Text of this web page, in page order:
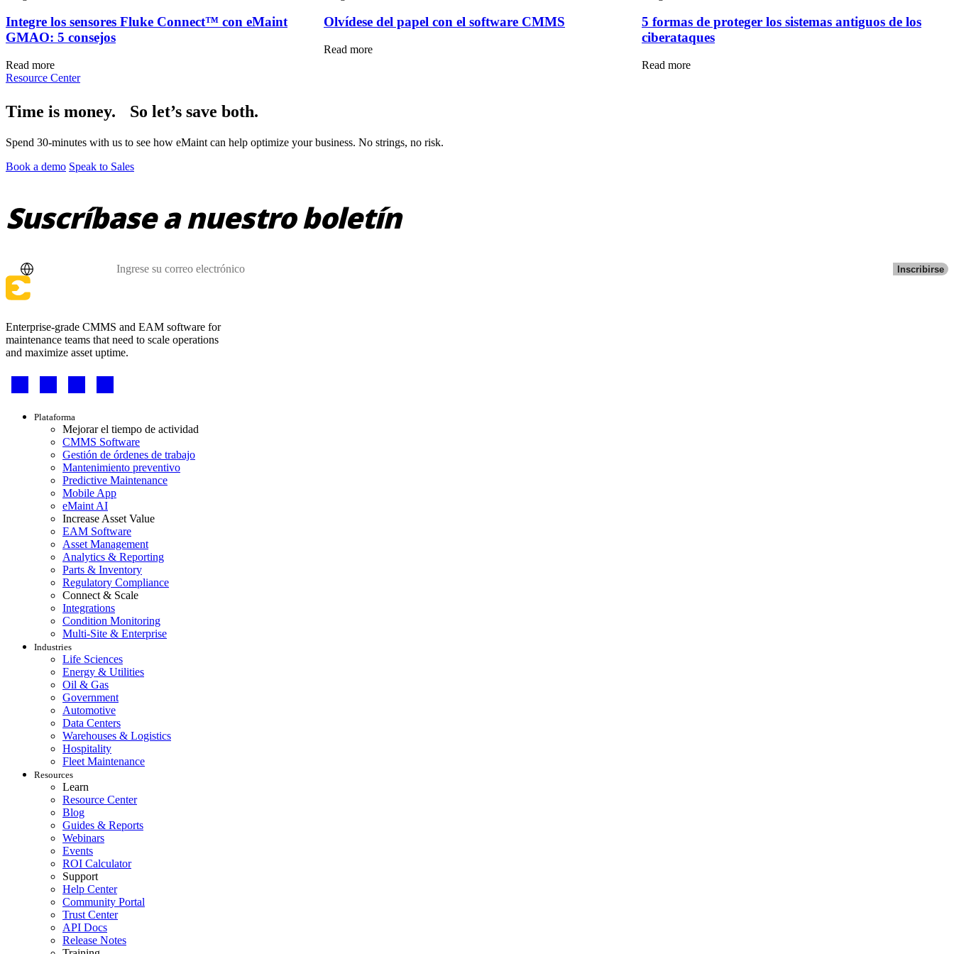
Simplifica la gestión del mantenimiento
Integre los sensores Fluke Connect™ con eMaint
GMAO: 5 consejos
Read more
Olvídese del papel con el software CMMS
Read more
5 formas de proteger los sistemas antiguos de los
ciberataques
Read more
Resource Center
Time is money. So let’s save both.
Spend 30-minutes with us to see how eMaint can help optimize your business. No strings, no risk.
Book a demo Speak to Sales
Suscríbase a nuestro boletín
País Correo electrónico Inscribirse
Enterprise-grade CMMS and EAM software for
maintenance teams that need to scale operations
and maximize asset uptime.
Footer
FooterPlataforma
Mejorar el tiempo de actividad
CMMS Software
Gestión de órdenes de trabajo
Mantenimiento preventivo
Predictive Maintenance
Mobile App
eMaint AI
Increase Asset Value
EAM Software
Asset Management
Analytics & Reporting
Parts & Inventory
Regulatory Compliance
Connect & Scale
Integrations
Condition Monitoring
Multi-Site & Enterprise
Industries
Life Sciences
Energy & Utilities
Oil & Gas
Government
Automotive
Data Centers
Warehouses & Logistics
Hospitality
Fleet Maintenance
Resources
Learn
Resource Center
Blog
Guides & Reports
Webinars
Events
ROI Calculator
Support
Help Center
Community Portal
Trust Center
API Docs
Release Notes